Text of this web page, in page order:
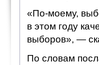
«По-моему,
в этом году
выборов», —
По словам